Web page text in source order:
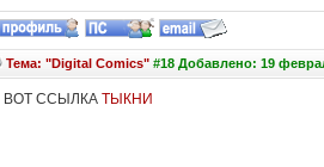
Тема: "Digital Comics"#18 Добавлено: 19
ВОТ ССЫЛКА ТЫКНИ